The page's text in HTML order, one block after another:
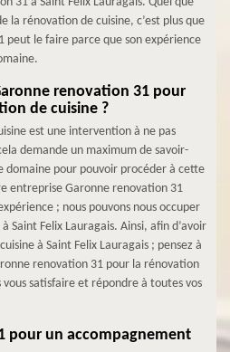
la rénovation de cuisine, c’est plus que
peut le faire parce que son expérience
renovation 31 pour
de cuisine ?
est une intervention à ne pas
demande un maximum de savoir-
domaine pour pouvoir procéder à cette
entreprise Garonne renovation 31
; nous pouvons nous occuper
Saint Felix Lauragais. Ainsi, afin d’avoir
à Saint Felix Lauragais ; pensez à
renovation 31 pour la rénovation
satisfaire et répondre à toutes vos
pour un accompagnement